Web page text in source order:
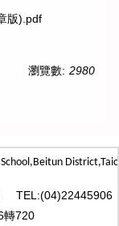
版).pdf
瀏覽數: 2980
District,
TEL:(04)22445906
轉720